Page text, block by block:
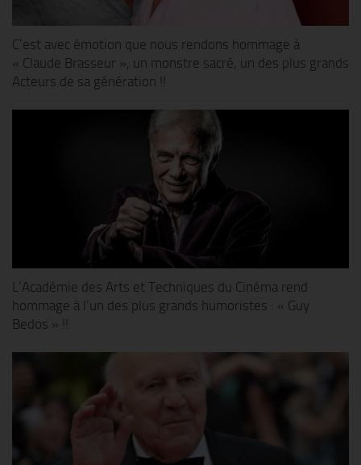
C’est avec émotion que nous rendons hommage à
« Claude Brasseur », un monstre sacré, un des plus grands
Acteurs de sa génération !!
L’Académie des Arts et Techniques du Cinéma rend
hommage à l’un des plus grands humoristes : « Guy
Bedos » !!